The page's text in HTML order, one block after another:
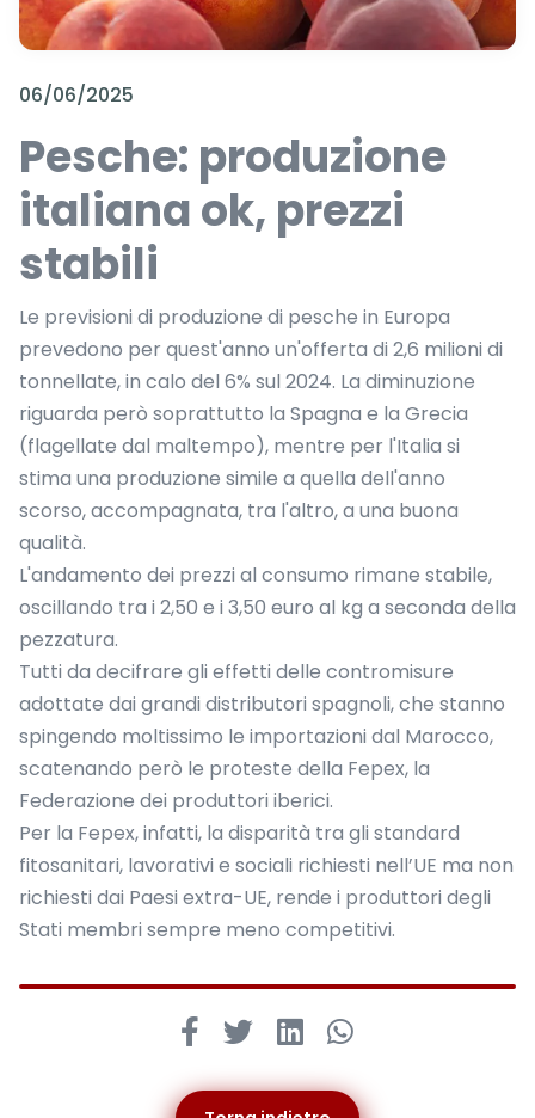
06/06/2025
Pesche: produzione
italiana ok, prezzi
stabili
Le previsioni di produzione di pesche in Europa
prevedono per quest'anno un'offerta di 2,6 milioni di
tonnellate, in calo del 6% sul 2024. La diminuzione
riguarda però soprattutto la Spagna e la Grecia
(flagellate dal maltempo), mentre per l'Italia si
stima una produzione simile a quella dell'anno
scorso, accompagnata, tra l'altro, a una buona
qualità.
L'andamento dei prezzi al consumo rimane stabile,
oscillando tra i 2,50 e i 3,50 euro al kg a seconda della
pezzatura.
Tutti da decifrare gli effetti delle contromisure
adottate dai grandi distributori spagnoli, che stanno
spingendo moltissimo le importazioni dal Marocco,
scatenando però le proteste della Fepex, la
Federazione dei produttori iberici.
Per la Fepex, infatti, la disparità tra gli standard
fitosanitari, lavorativi e sociali richiesti nell’UE ma non
richiesti dai Paesi extra-UE, rende i produttori degli
Stati membri sempre meno competitivi.